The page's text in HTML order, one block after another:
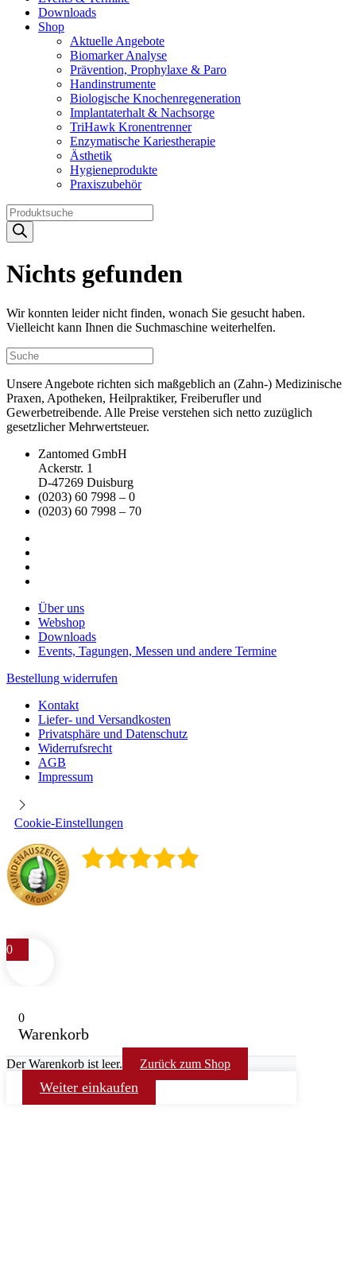
Downloads
Shop
Aktuelle Angebote
Biomarker Analyse
Prävention, Prophylaxe & Paro
Handinstrumente
Biologische Knochenregeneration
Implantaterhalt & Nachsorge
TriHawk Kronentrenner
Enzymatische Kariestherapie
Ästhetik
Hygieneprodukte
Praxiszubehör
Products
search
Nichts gefunden
Wir konnten leider nicht finden, wonach Sie gesucht haben.
Vielleicht kann Ihnen die Suchmaschine weiterhelfen.
Unsere Angebote richten sich maßgeblich an (Zahn-) Medizinische
Praxen, Apotheken, Heilpraktiker, Freiberufler und
Gewerbetreibende. Alle Preise verstehen sich netto zuzüglich
gesetzlicher Mehrwertsteuer.
Zantomed GmbH
Ackerstr. 1
D-47269 Duisburg
(0203) 60 7998 – 0
(0203) 60 7998 – 70
Über uns
Webshop
Downloads
Events, Tagungen, Messen und andere Termine
Bestellung widerrufen
Kontakt
Liefer- und Versandkosten
Privatsphäre und Datenschutz
Widerrufsrecht
AGB
Impressum
Cookie-Einstellungen
0
0
Warenkorb
Der Warenkorb ist leer. Zurück zum Shop
Weiter einkaufen